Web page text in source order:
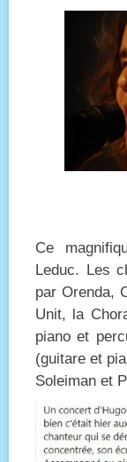
Ce
Leduc. Les
par Orenda,
Unit, la
piano et
(guitare et
Soleiman et